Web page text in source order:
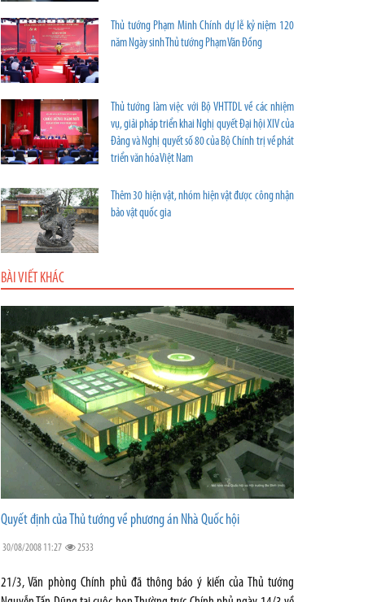
Thủ tướng Phạm Minh Chính dự lễ kỷ niệm 120
năm Ngày sinh Thủ tướng Phạm Văn Đồng
Thủ tướng làm việc với Bộ VHTTDL về các nhiệm
vụ, giải pháp triển khai Nghị quyết Đại hội XIV của
Đảng và Nghị quyết số 80 của Bộ Chính trị về phát
triển văn hóa Việt Nam
Thêm 30 hiện vật, nhóm hiện vật được công nhận
bảo vật quốc gia
BÀI VIẾT KHÁC
Quyết định của Thủ tướng về phương án Nhà Quốc hội
30/08/2008 11:27 2533
21/3, Văn phòng Chính phủ đã thông báo ý kiến của Thủ tướng